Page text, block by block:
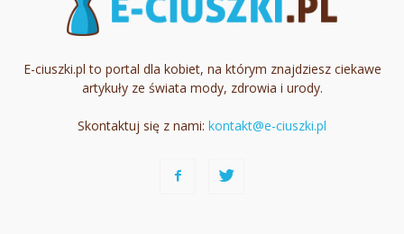
E-ciuszki.pl to portal dla kobiet, na którym znajdziesz ciekawe
artykuły ze świata mody, zdrowia i urody.
Skontaktuj się z nami: kontakt@e-ciuszki.pl